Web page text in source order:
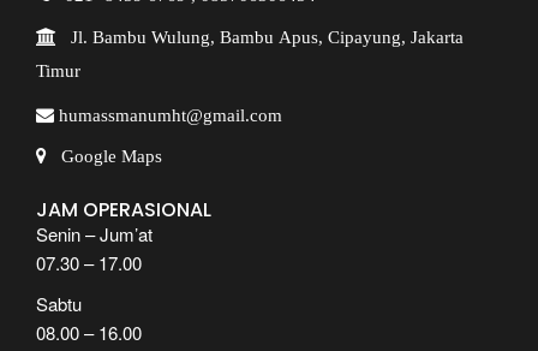
Jl. Bambu Wulung, Bambu Apus, Cipayung, Jakarta
Timur
humassmanumht@gmail.com
Google Maps
JAM OPERASIONAL
Senin – Jum’at
07.30 – 17.00
Sabtu
08.00 – 16.00